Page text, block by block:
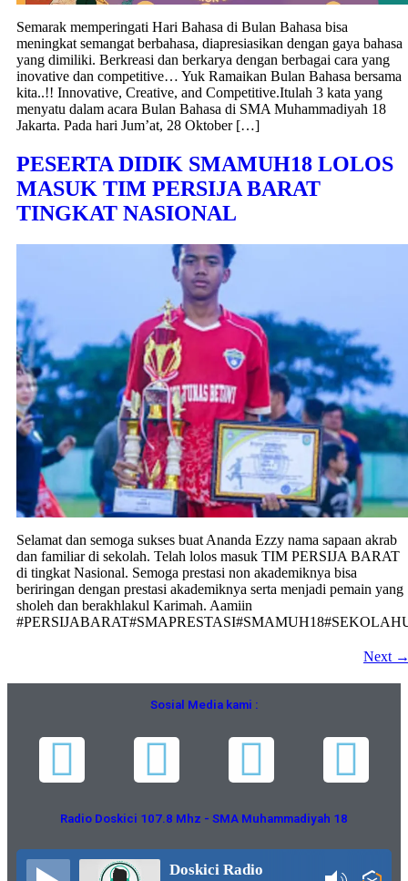
Semarak memperingati Hari Bahasa di Bulan Bahasa bisa
meningkat semangat berbahasa, diapresiasikan dengan gaya bahasa
yang dimiliki. Berkreasi dan berkarya dengan berbagai cara yang
inovative dan competitive… Yuk Ramaikan Bulan Bahasa bersama
kita..!! Innovative, Creative, and Competitive.Itulah 3 kata yang
menyatu dalam acara Bulan Bahasa di SMA Muhammadiyah 18
Jakarta. Pada hari Jum’at, 28 Oktober […]
PESERTA DIDIK SMAMUH18 LOLOS
MASUK TIM PERSIJA BARAT
TINGKAT NASIONAL
Selamat dan semoga sukses buat Ananda Ezzy nama sapaan akrab
dan familiar di sekolah. Telah lolos masuk TIM PERSIJA BARAT
di tingkat Nasional. Semoga prestasi non akademiknya bisa
beriringan dengan prestasi akademiknya serta menjadi pemain yang
sholeh dan berakhlakul Karimah. Aamiin
Next
Sosial Media kami :
Radio Doskici 107.8 Mhz - SMA Muhammadiyah 18
Doskici Radio